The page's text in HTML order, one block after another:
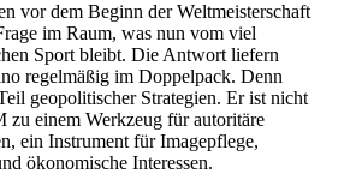
vor dem Beginn der Weltmeisterschaft
im Raum, was nun vom viel
Sport bleibt. Die Antwort liefern
regelmäßig im Doppelpack. Denn
geopolitischer Strategien. Er ist nicht
zu einem Werkzeug für autoritäre
ein Instrument für Imagepflege,
ökonomische Interessen.